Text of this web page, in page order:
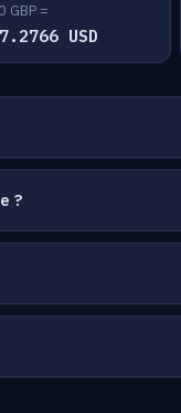
GBP =
USD
?